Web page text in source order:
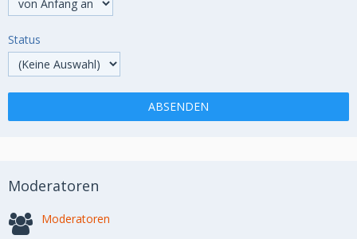
Status
Moderatoren
Moderatoren